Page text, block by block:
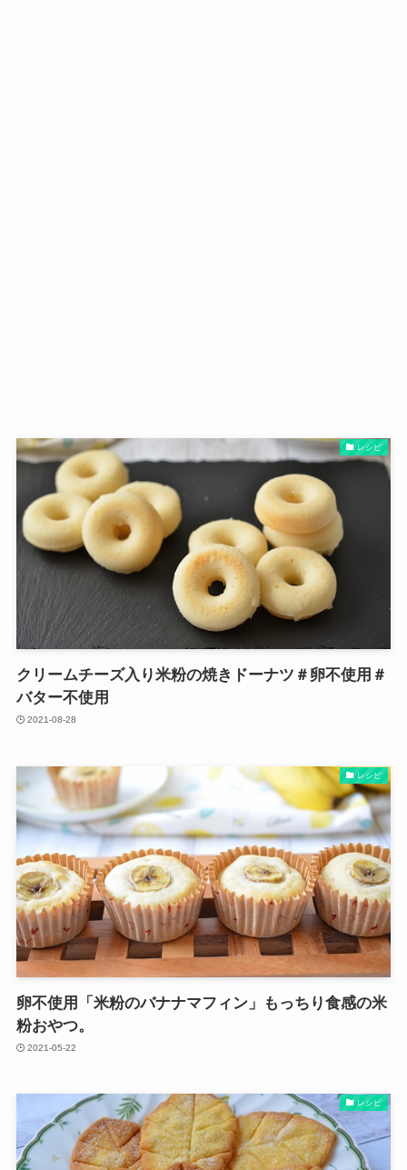
レシピ
クリームチーズ入り米粉の焼きドーナツ＃卵不使用＃
バター不使用
2021-08-28
レシピ
卵不使用「米粉のバナナマフィン」もっちり食感の米
粉おやつ。
2021-05-22
レシピ